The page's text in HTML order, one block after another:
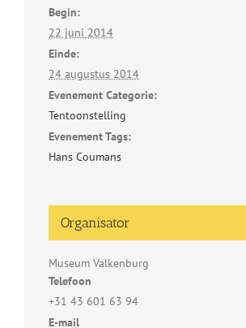
Begin:
22 juni 2014
Einde:
24 augustus 2014
Evenement Categorie:
Tentoonstelling
Evenement Tags:
Hans Coumans
Organisator
Museum Valkenburg
Telefoon
+31 43 601 63 94
E-mail